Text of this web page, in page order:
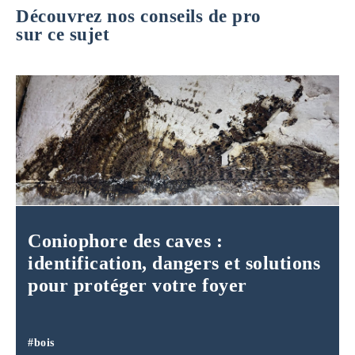
Découvrez nos conseils de pro
sur ce sujet
Coniophore des caves :
identification, dangers et solutions
pour protéger votre foyer
#bois